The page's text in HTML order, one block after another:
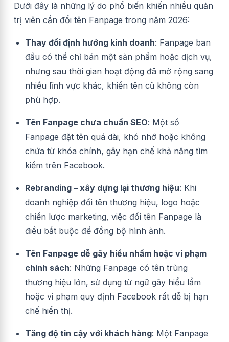
Dưới đây là những lý do phổ biến khiến nhiều quản
trị viên cần đổi tên Fanpage trong năm 2026:
Thay đổi định hướng kinh doanh: Fanpage ban
đầu có thể chỉ bán một sản phẩm hoặc dịch vụ,
nhưng sau thời gian hoạt động đã mở rộng sang
nhiều lĩnh vực khác, khiến tên cũ không còn
phù hợp.
Tên Fanpage chưa chuẩn SEO: Một số
Fanpage đặt tên quá dài, khó nhớ hoặc không
chứa từ khóa chính, gây hạn chế khả năng tìm
kiếm trên Facebook.
Rebranding – xây dựng lại thương hiệu: Khi
doanh nghiệp đổi tên thương hiệu, logo hoặc
chiến lược marketing, việc đổi tên Fanpage là
điều bắt buộc để đồng bộ hình ảnh.
Tên Fanpage dễ gây hiểu nhầm hoặc vi phạm
chính sách: Những Fanpage có tên trùng
thương hiệu lớn, sử dụng từ ngữ gây hiểu lầm
hoặc vi phạm quy định Facebook rất dễ bị hạn
chế hiển thị.
Tăng độ tin cậy với khách hàng: Một Fanpage